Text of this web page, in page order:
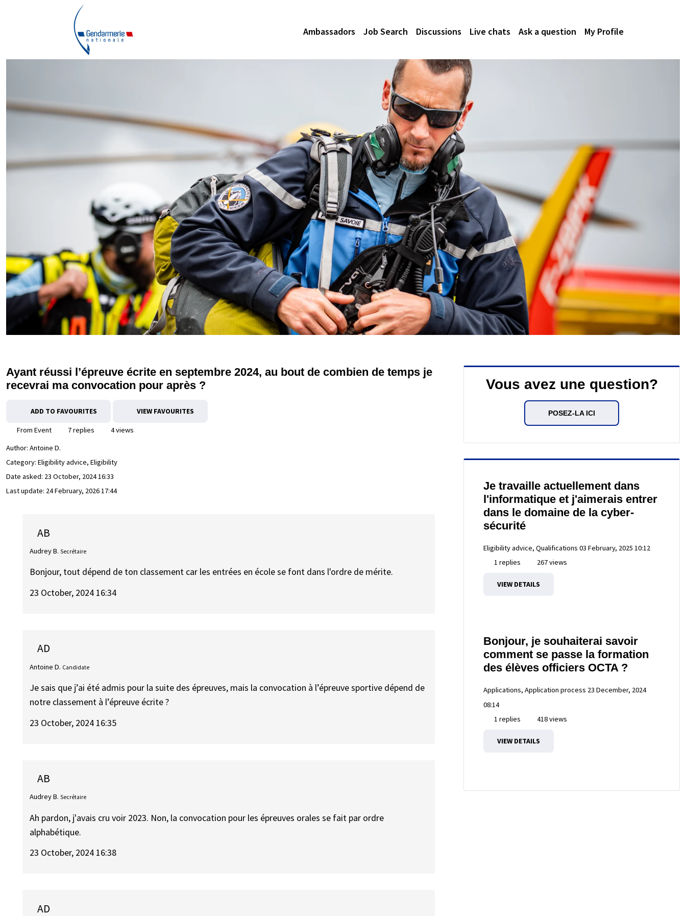
Ambassadors Job Search Discussions Live chats Ask a question My Profile
Ayant réussi l’épreuve écrite en septembre 2024, au bout de combien de temps je
recevrai ma convocation pour après ?
ADD TO FAVOURITES VIEW FAVOURITES
From Event 7 replies
4 views
Author: Antoine D.
Category: Eligibility advice, Eligibility
Date asked: 23 October, 2024 16:33
Last update: 24 February, 2026 17:44
AB
Audrey B. Secrétaire
Bonjour, tout dépend de ton classement car les entrées en école se font dans l'ordre de mérite.
23 October, 2024 16:34
AD
Antoine D. Candidate
Je sais que j’ai été admis pour la suite des épreuves, mais la convocation à l’épreuve sportive dépend de
notre classement à l’épreuve écrite ?
23 October, 2024 16:35
AB
Audrey B. Secrétaire
Ah pardon, j'avais cru voir 2023. Non, la convocation pour les épreuves orales se fait par ordre
alphabétique.
23 October, 2024 16:38
AD
Vous avez une question?
POSEZ-LA ICI
Je travaille actuellement dans
l'informatique et j'aimerais entrer
dans le domaine de la cyber-
sécurité
Eligibility advice, Qualifications 03 February, 2025 10:12
1 replies
267 views
VIEW DETAILS
Bonjour, je souhaiterai savoir
comment se passe la formation
des élèves officiers OCTA ?
Applications, Application process 23 December, 2024
08:14
1 replies
418 views
VIEW DETAILS